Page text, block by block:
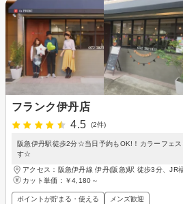
フランク伊丹店
4.5
(2件)
阪急伊丹駅徒歩2分☆当日予約もOK!！カラーフェ
す☆
アクセス：阪急伊丹線 伊丹(阪急)駅 徒歩3分、JR
カット単価： ￥4,180～
ポイントが貯まる・使える メンズ歓迎